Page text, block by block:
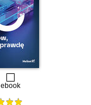
ebook